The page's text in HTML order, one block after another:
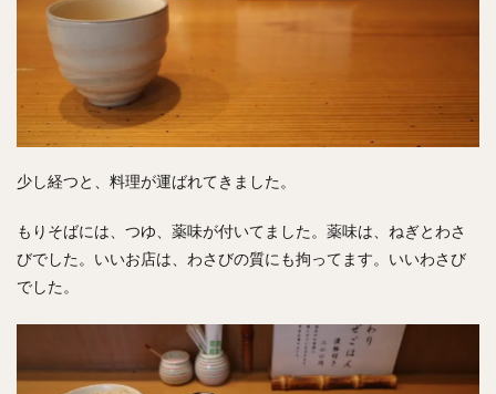
少し経つと、料理が運ばれてきました。
もりそばには、つゆ、薬味が付いてました。薬味は、ねぎとわさ
びでした。いいお店は、わさびの質にも拘ってます。いいわさび
でした。